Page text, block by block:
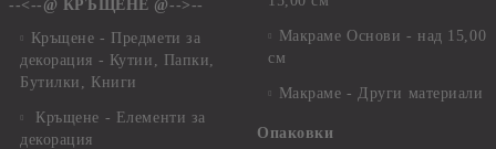
--<--@ КРЪЩЕНЕ @-->--
Кръщене - Предмети за
декорация - Кутии, Папки,
Бутилки, Книги
Кръщене - Елементи за
декорация
Макраме Основи - над 15,00
см
Макраме - Други материали
Опаковки